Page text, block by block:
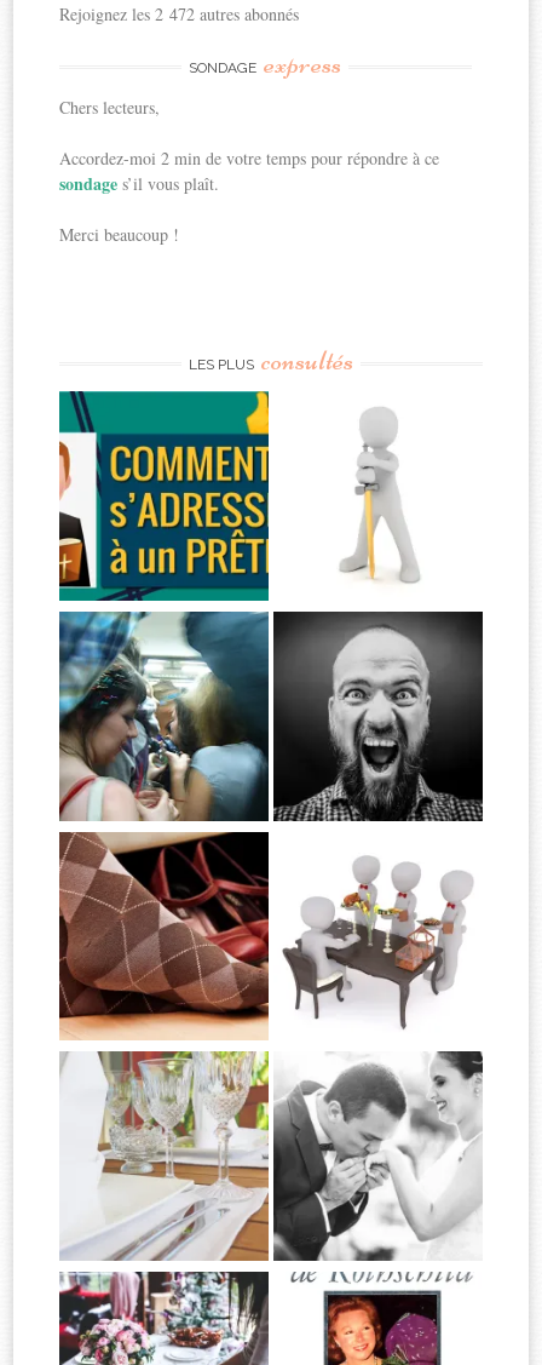
Rejoignez les 2 472 autres abonnés
SONDAGE express
Chers lecteurs,
Accordez-moi 2 min de votre temps pour répondre à ce
sondages’il vous plaît.
Merci beaucoup !
LES PLUS consultés